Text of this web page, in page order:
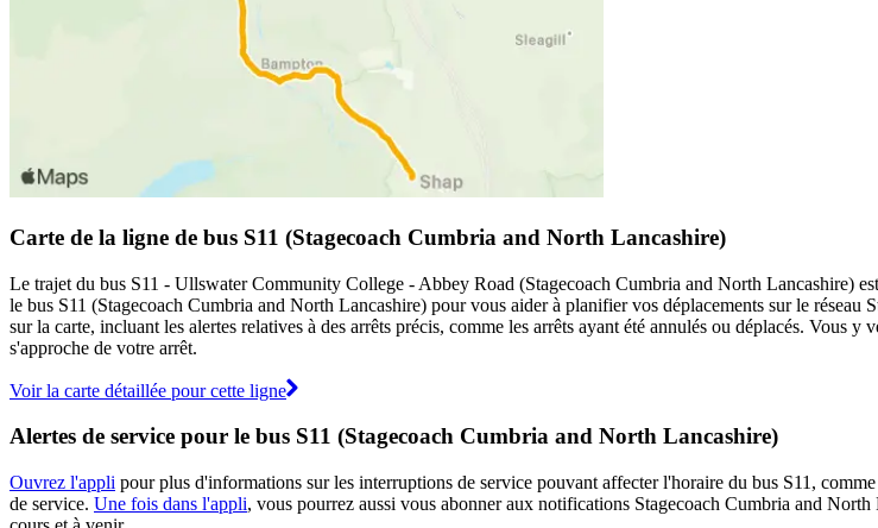
Carte de la ligne de bus S11 (Stagecoach Cumbria and North Lancashire)
Le trajet du bus S11 - Ullswater Community College - Abbey Road (Stagecoach Cumbria and North Lancashire)
le bus S11 (Stagecoach Cumbria and North Lancashire) pour vous aider à planifier vos déplacements sur le réseau
sur la carte, incluant les alertes relatives à des arrêts précis, comme les arrêts ayant été annulés ou déplacés. Vous
s'approche de votre arrêt.
Voir la carte détaillée pour cette ligne
Alertes de service pour le bus S11 (Stagecoach Cumbria and North Lancashire)
Ouvrez l'appli pour plus d'informations sur les interruptions de service pouvant affecter l'horaire du bus S11,
de service. Une fois dans l'appli, vous pourrez aussi vous abonner aux notifications Stagecoach Cumbria and